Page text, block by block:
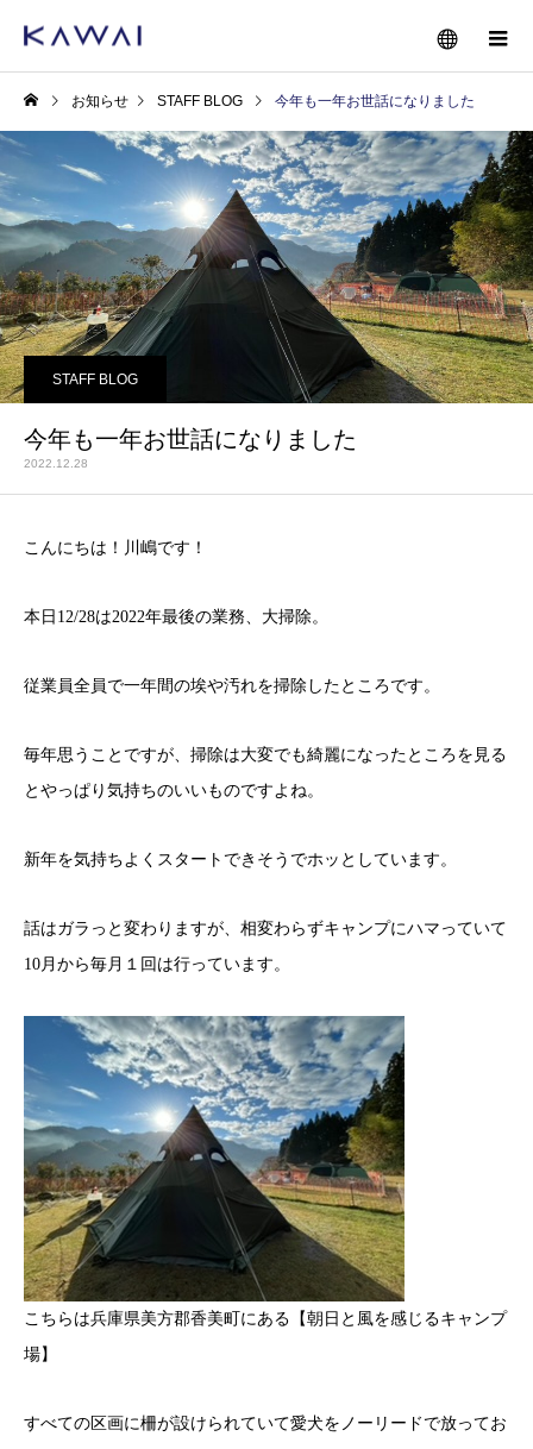
お知らせ STAFF BLOG 今年も一年お世話になりました
STAFF BLOG
今年も一年お世話になりました
2022.12.28
こんにちは！川嶋です！
本日12/28は2022年最後の業務、大掃除。
従業員全員で一年間の埃や汚れを掃除したところです。
毎年思うことですが、掃除は大変でも綺麗になったところを見る
とやっぱり気持ちのいいものですよね。
新年を気持ちよくスタートできそうでホッとしています。
話はガラっと変わりますが、相変わらずキャンプにハマっていて
10月から毎月１回は行っています。
こちらは兵庫県美方郡香美町にある【朝日と風を感じるキャンプ
場】
すべての区画に柵が設けられていて愛犬をノーリードで放ってお